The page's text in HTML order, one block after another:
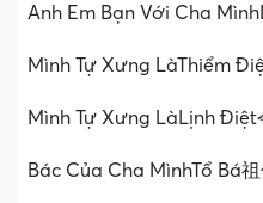
Anh Em Bạn Với Cha
Mình Tự Xưng LàThiểm
Mình Tự Xưng LàLịnh Điệt
Bác Của Cha MìnhTổ Bá